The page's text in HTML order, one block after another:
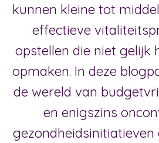
kunnen kleine tot
effectieve
opstellen die niet gelijk
opmaken. In deze
de wereld van
en enigszins
gezondheidsinitiatieven